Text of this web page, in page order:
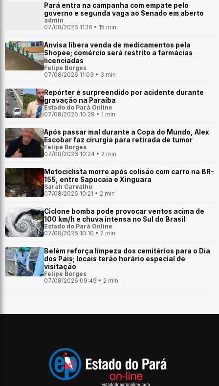
Pará entra na campanha com empate pelo
governo e segunda vaga ao Senado em aberto
admin
07/08/2026 11:16 • 15 min
Anvisa libera venda de medicamentos pela
Shopee; comércio será restrito a farmácias
licenciadas
Felipe Borges
07/08/2026 11:03 • 3 min
Repórter é surpreendido por acidente durante
gravação na Paraíba
Estado do Pará Online
07/08/2026 10:28 • 1 min
Após passar mal durante a Copa do Mundo, Alex
Escobar faz cirurgia para retirada de tumor
Felipe Borges
07/08/2026 10:24 • 2 min
Motociclista morre após colisão com carro na BR-
155, entre Sapucaia e Xinguara
Sarah Carvalho
07/08/2026 10:21 • 2 min
Ciclone bomba pode provocar ventos acima de
100 km/h e chuva intensa no Sul do Brasil
Estado do Pará Online
07/08/2026 10:10 • 2 min
Belém reforça limpeza dos cemitérios para o Dia
dos Pais; locais terão horário especial de
visitação
Felipe Borges
07/08/2026 09:49 • 2 min